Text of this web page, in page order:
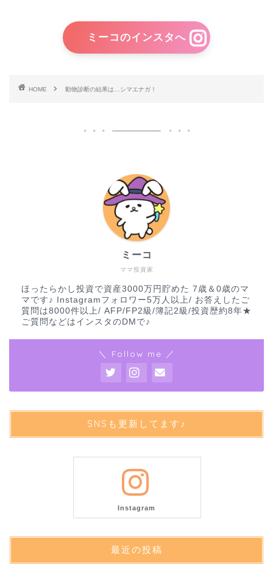
ミーコのインスタへ
HOME 動物診断の結果は…シマエナガ！
ママ投資家
ミーコ
ほったらかし投資で資産3000万円貯めた 7歳＆0歳のマ
マです♪ Instagramフォロワー5万人以上/ お答えしたご
質問は8000件以上/ AFP/FP2級/簿記2級/投資歴約8年★
ご質問などはインスタのDMで♪
＼ Follow me ／
SNSも更新してます♪
Instagram
最近の投稿